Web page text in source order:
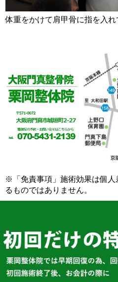
体重をかけて肩甲骨に指を入れ
※「免責事項」施術効果は個人
るものではありません。